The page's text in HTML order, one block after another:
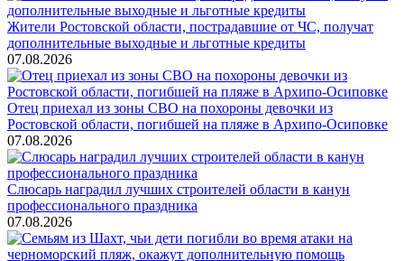
Жители Ростовской области, пострадавшие от ЧС, получат
дополнительные выходные и льготные кредиты
07.08.2026
Отец приехал из зоны СВО на похороны девочки из
Ростовской области, погибшей на пляже в Архипо-Осиповке
07.08.2026
Слюсарь наградил лучших строителей области в канун
профессионального праздника
07.08.2026